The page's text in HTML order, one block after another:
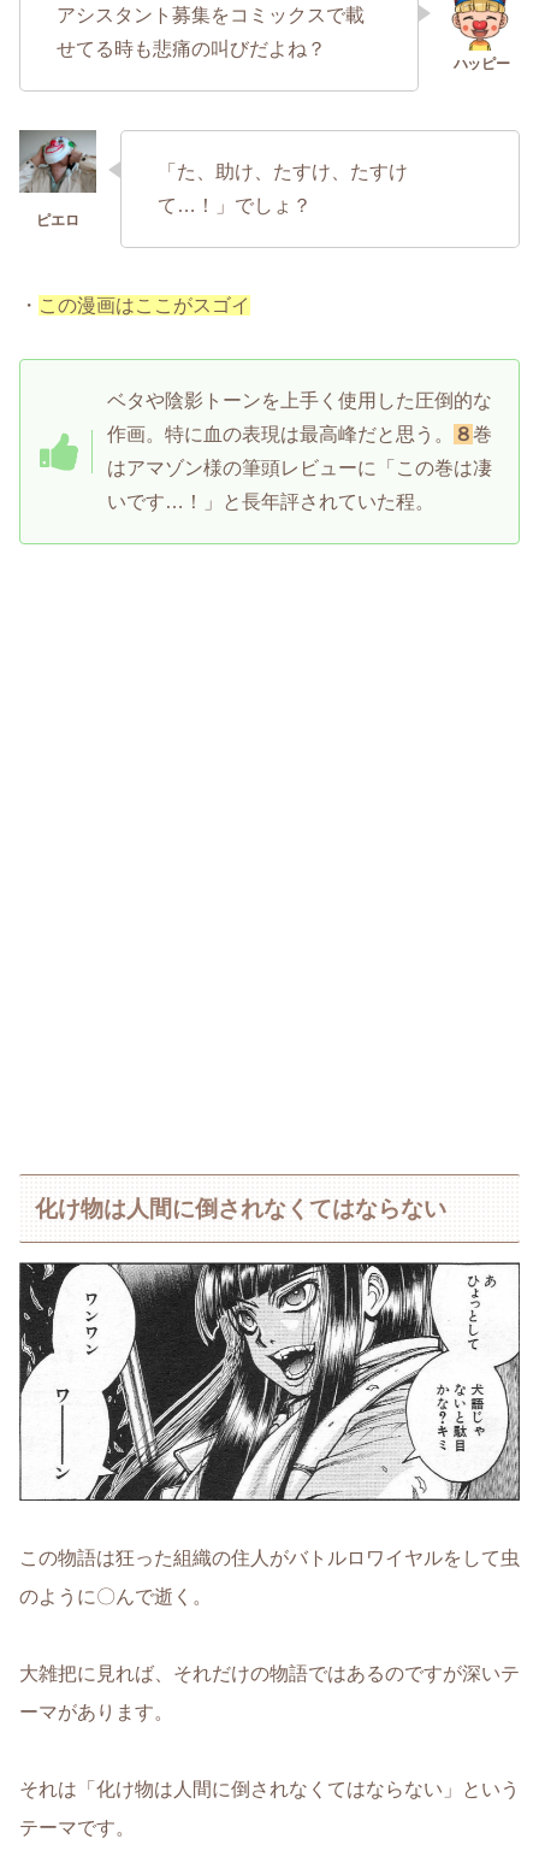
アシスタント募集をコミックスで載
せてる時も悲痛の叫びだよね？
「た、助け、たすけ、たすけ
て…！」でしょ？
・ この漫画はここがスゴイ
ベタや陰影トーンを上手く使用した圧倒的な
作画。特に血の表現は最高峰だと思う。
８巻
はアマゾン様の筆頭レビューに「この巻は凄
いです…！」と長年評されていた程。
化け物は人間に倒されなくてはならない
この物語は狂った組織の住人がバトルロワイヤルをして虫
のように〇んで逝く。
大雑把に見れば、それだけの物語ではあるのですが深いテ
ーマがあります。
それは「化け物は人間に倒されなくてはならない」という
テーマです。